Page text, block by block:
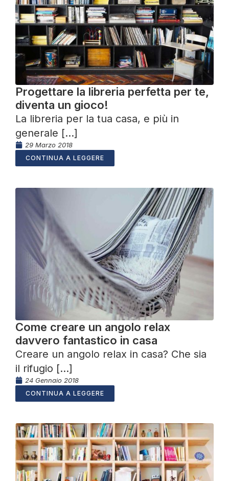
Progettare la libreria perfetta per te,
diventa un gioco!
La libreria per la tua casa, e più in
generale [...]
29 Marzo 2018
CONTINUA A LEGGERE
Come creare un angolo relax
davvero fantastico in casa
Creare un angolo relax in casa? Che sia
il rifugio [...]
24 Gennaio 2018
CONTINUA A LEGGERE